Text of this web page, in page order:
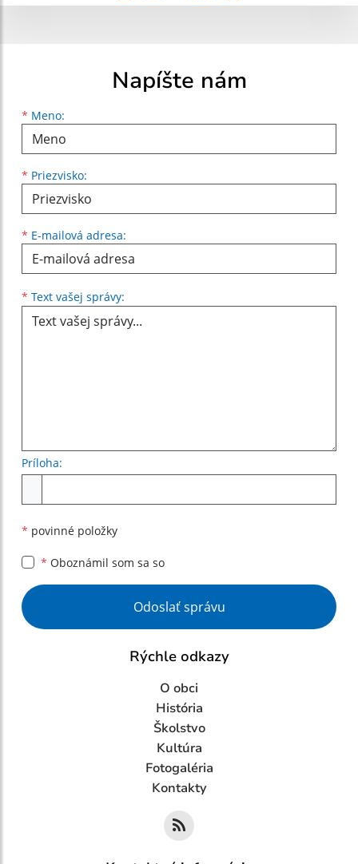
Napíšte nám
* Meno:
Meno
* Priezvisko:
Priezvisko
* E-mailová adresa:
E-mailová adresa
* Text vašej správy:
Príloha:
* povinné položky
* Oboznámil som sa so
Google reCaptcha Response
Odoslať správu
Rýchle odkazy
O obci
História
Školstvo
Kultúra
Fotogaléria
Kontakty